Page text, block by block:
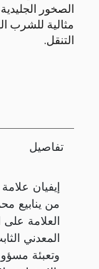
الصخور
مثالية للشرب
التنقل.
تفاصيل
إيفيان
من ينابيع
العلامة على
المعدني
وتعبئة